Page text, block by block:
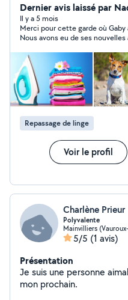
Dernier avis laissé par
Il y a 5 mois
Merci pour cette garde où
Nous avons eu de ses
Repassage de linge
Voir le profil
Charlène Prieur
Polyvalente
Mainvilliers
5/5 (1 avis)
Présentation
Je suis une personne
mon prochain.